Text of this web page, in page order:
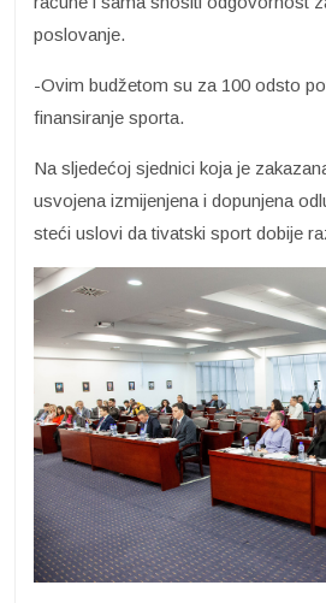
poslovanje.
-Ovim budžetom su za 100 odsto
finansiranje sporta.
Na sljedećoj sjednici koja je
usvojena izmijenjena i dopunjena
steći uslovi da tivatski sport dobije